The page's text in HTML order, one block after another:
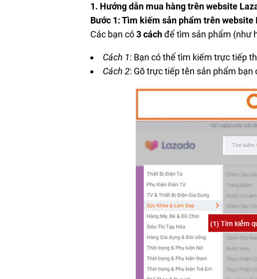
1. Hướng dẫn mua hàng trên website
Bước 1: Tìm kiếm sản phẩm trên website
Các bạn có3 cáchđể tìm sản phẩm (như
Cách 1: Bạn có thể tìm kiếm trực tiếp
Cách 2: Gõ trực tiếp tên sản phẩm bạn